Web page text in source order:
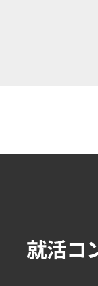
就活コ